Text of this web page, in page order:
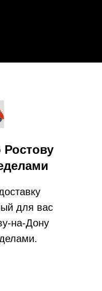
Ростову
для вас
на-Дону